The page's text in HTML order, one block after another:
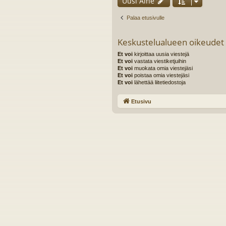
Palaa etusivulle
Keskustelualueen oikeudet
Et voi kirjoittaa uusia viestejä
Et voi vastata viestiketjuihin
Et voi muokata omia viestejäsi
Et voi poistaa omia viestejäsi
Et voi lähettää liitetiedostoja
Etusivu